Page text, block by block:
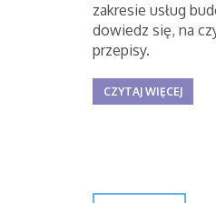
zakresie usług
dowiedz się, na
przepisy.
CZYTAJ WIĘCEJ